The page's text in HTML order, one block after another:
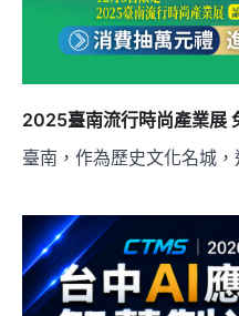
2025臺南流行時尚產業展
臺南，作為歷史文化名城